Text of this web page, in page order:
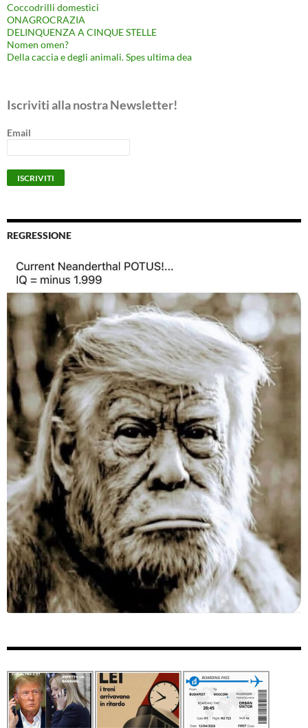
Coccodrilli domestici
ONAGROCRAZIA
DELINQUENZA A CINQUE STELLE
Nomen omen?
Della caccia e degli animali. Spes ultima dea
Iscriviti alla nostra Newsletter!
Email
REGRESSIONE